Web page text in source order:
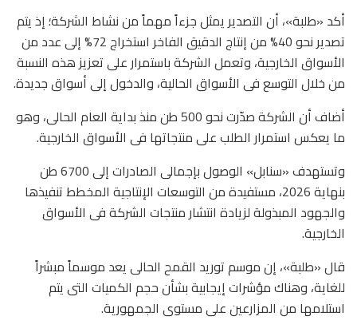
أكد «طلبة»، أن التصدير يمثل جزءاً مهماً من نشاط الشركة؛ إذ يتم
تصدير نحو 40% من إنتاج الدقيق الفاخر استخراج 72% إلى عدد من
الأسواق الخارجية، وتعمل الشركة باستمرار على تعزيز هذه النسبة
من خلال التوسع فى الأسواق الحالية، والدخول إلى أسواق جديدة.
أضاف أن الشركة صدّرت نحو 500 طن منذ بداية العام الحالى، وهو
ما يعكس استمرار الطلب على منتجاتها فى الأسواق الخارجية.
وتستهدف «سنابل» الوصول بإجمالى الصادرات إلى 6700 طن
بنهاية 2026، مستفيدة من التوسعات الإنتاجية المخطط تنفيذها
والجهود المبذولة لزيادة انتشار منتجات الشركة فى الأسواق
الخارجية.
قال «طلبة»، إن موسم توريد القمح الحالى يعد موسماً مبشراً
للغاية، وهناك مؤشرات إيجابية بشأن حجم الكميات التى يتم
استلامها من المزارعين على مستوى الجمهورية.